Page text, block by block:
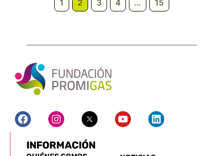
1 2 3 4 … 15
INFORMACIÓN